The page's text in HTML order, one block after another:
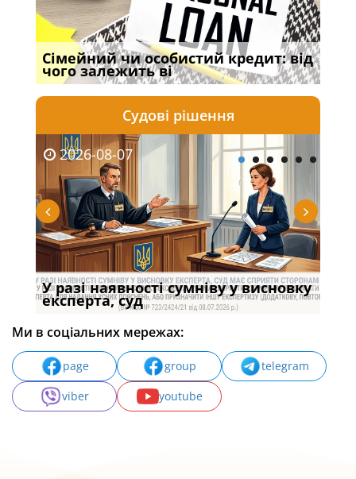
Сімейний чи особистий кредит: від
чого залежить ві
Судові рішення
2026-08-07
У разі наявності сумніву у висновку
експерта, суд
Ми в соціальних мережах:
page group
telegram
viber
youtube